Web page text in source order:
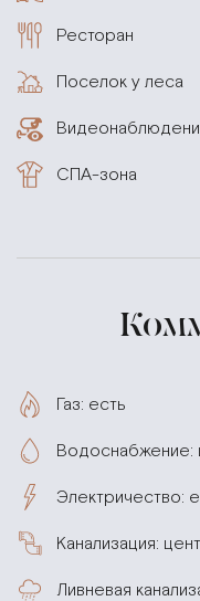
Ресторан
Поселок у леса
СПА-зона
Газ: есть
Водоснабжение:
Электричество:
Канализация:
Ливневая